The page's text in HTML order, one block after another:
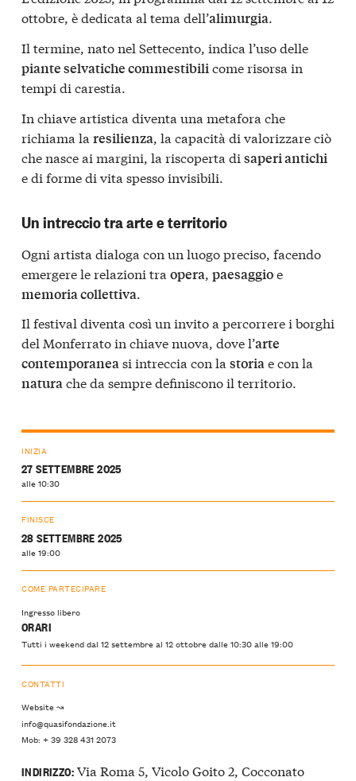
ottobre, è dedicata al tema dell’alimurgia.
Il termine, nato nel Settecento, indica l’uso delle
piante selvatiche commestibilicome risorsa in
tempi di carestia.
In chiave artistica diventa una metafora che
richiama la resilienza , la capacità di valorizzare ciò
che nasce ai margini, la riscoperta di saperi antichi
e di forme di vita spesso invisibili.
Un intreccio tra arte e territorio
Ogni artista dialoga con un luogo preciso, facendo
emergere le relazioni tra opera, paesaggioe
memoria collettiva.
Il festival diventa così un invito a percorrere i borghi
del Monferrato in chiave nuova, dove l’arte
contemporaneasi intreccia con la storiae con la
naturache da sempre definiscono il territorio.
INIZIA
27 SETTEMBRE 2025
alle 10:30
FINISCE
28 SETTEMBRE 2025
alle 19:00
COME PARTECIPARE
Ingresso libero
ORARI
Tutti i weekend dal 12 settembre al 12 ottobre dalle 10:30 alle 19:00
CONTATTI
Website ↝
info@quasifondazione.it
Mob: + 39 328 431 2073
INDIRIZZO:Via Roma 5, Vicolo Goito 2, Cocconato